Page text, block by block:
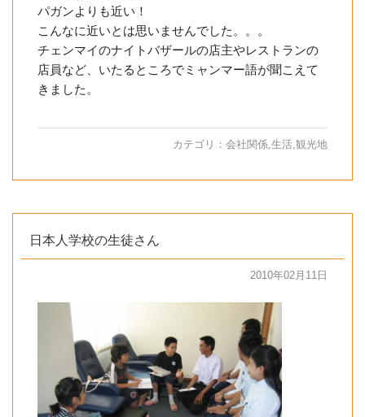
パガンよりも近い！
こんなに近いとは思いませんでした。。。
チェンマイのナイトバザールの店主やレストランの
店員など、いたるところでミャンマー語が聞こえて
きました。
カテゴリ： 会社関係,生活,観光地
日本人学校の生徒さん
2010年02月11日